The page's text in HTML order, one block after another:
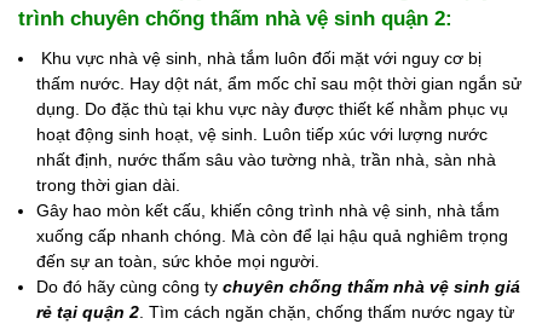
trình chuyên chống thấm nhà vệ sinh quận 2:
Khu vực nhà vệ sinh, nhà tắm luôn đối mặt với nguy cơ bị
thấm nước. Hay dột nát, ẩm mốc chỉ sau một thời gian ngắn sử
dụng. Do đặc thù tại khu vực này được thiết kế nhằm phục vụ
hoạt động sinh hoạt, vệ sinh. Luôn tiếp xúc với lượng nước
nhất định, nước thấm sâu vào tường nhà, trần nhà, sàn nhà
trong thời gian dài.
Gây hao mòn kết cấu, khiến công trình nhà vệ sinh, nhà tắm
xuống cấp nhanh chóng. Mà còn để lại hậu quả nghiêm trọng
đến sự an toàn, sức khỏe mọi người.
Do đó hãy cùng công ty chuyên chống thấm nhà vệ sinh giá
rẻ tại quận 2. Tìm cách ngăn chặn, chống thấm nước ngay từ